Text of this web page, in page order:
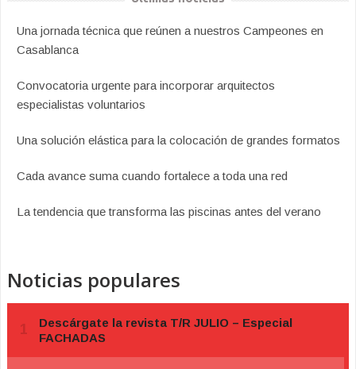
Una jornada técnica que reúnen a nuestros Campeones en
Casablanca
Convocatoria urgente para incorporar arquitectos
especialistas voluntarios
Una solución elástica para la colocación de grandes formatos
Cada avance suma cuando fortalece a toda una red
La tendencia que transforma las piscinas antes del verano
Noticias populares